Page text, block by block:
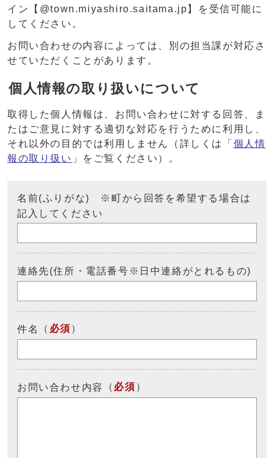
イン【@town.miyashiro.saitama.jp】を受信可能に
してください。
お問い合わせの内容によっては、別の担当課が対応さ
せていただくことがあります。
個人情報の取り扱いについて
取得した個人情報は、お問い合わせに対する回答、ま
たはご意見に対する適切な対応を行うために利用し、
それ以外の目的では利用しません（詳しくは「 個人情
報の取り扱い 」をご覧ください）。
名前(ふりがな) ※町から回答を希望する場合は
記入してください
連絡先(住所・電話番号※日中連絡がとれるもの)
件名 （ 必須 ）
お問い合わせ内容 （ 必須 ）